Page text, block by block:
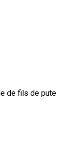
de fils de pute